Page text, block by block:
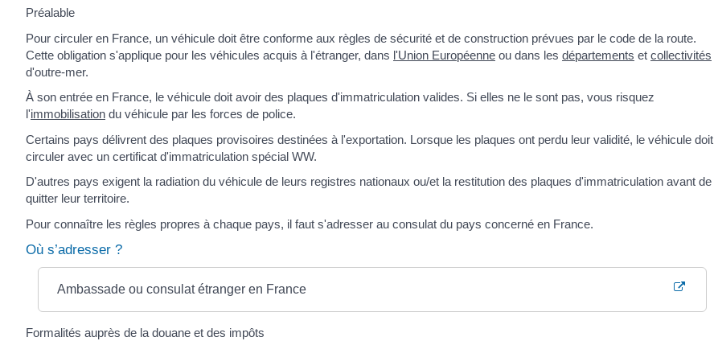
Préalable
Pour circuler en France, un véhicule doit être conforme aux règles de sécurité et de construction prévues par le code de la route.
Cette obligation s'applique pour les véhicules acquis à l'étranger, dans l'Union Européenne ou dans les départements et collectivités
d'outre-mer.
À son entrée en France, le véhicule doit avoir des plaques d'immatriculation valides. Si elles ne le sont pas, vous risquez
l'immobilisation du véhicule par les forces de police.
Certains pays délivrent des plaques provisoires destinées à l'exportation. Lorsque les plaques ont perdu leur validité, le véhicule doit
circuler avec un certificat d'immatriculation spécial WW.
D'autres pays exigent la radiation du véhicule de leurs registres nationaux ou/et la restitution des plaques d'immatriculation avant de
quitter leur territoire.
Pour connaître les règles propres à chaque pays, il faut s'adresser au consulat du pays concerné en France.
Où s’adresser ?
Ambassade ou consulat étranger en France
Formalités auprès de la douane et des impôts